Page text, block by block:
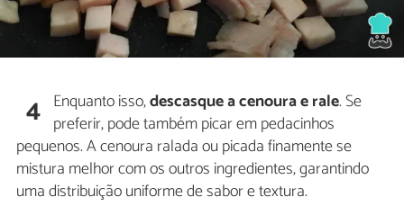
4 Enquanto isso,descasque a cenoura e rale. Se
preferir, pode também picar em pedacinhos
pequenos. A cenoura ralada ou picada finamente se
mistura melhor com os outros ingredientes, garantindo
uma distribuição uniforme de sabor e textura.